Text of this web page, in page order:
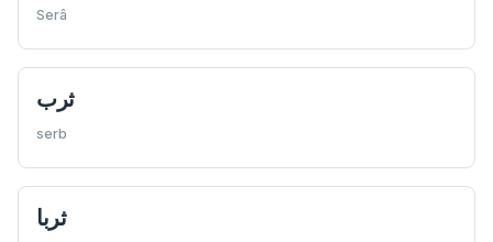
Serâ
ثرب
serb
ثربا